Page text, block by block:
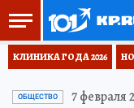
КЛИНИКА ГОДА 2026
ОБЩЕСТВО 7 февраля